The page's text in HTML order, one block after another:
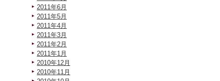
2011年6月
2011年5月
2011年4月
2011年3月
2011年2月
2011年1月
2010年12月
2010年11月